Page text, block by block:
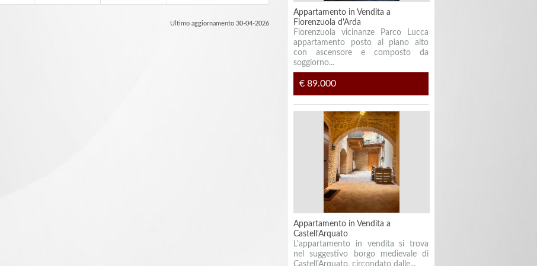
Ultimo aggiornamento 30-04-2026
Appartamento in Vendita a
Fiorenzuola d'Arda
Fiorenzuola vicinanze Parco Lucca
appartamento posto al piano alto
con ascensore e composto da
soggiorno...
€ 89.000
Appartamento in Vendita a
Castell'Arquato
L'appartamento in vendita si trova
nel suggestivo borgo medievale di
Castell'Arquato, circondato dalle...